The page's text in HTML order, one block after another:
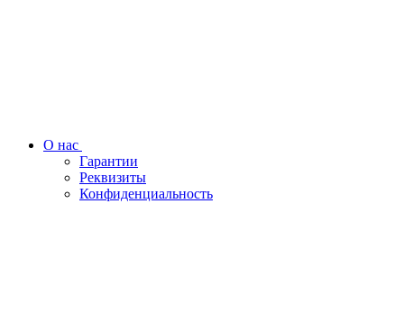
О нас
Гарантии
Реквизиты
Конфиденциальность